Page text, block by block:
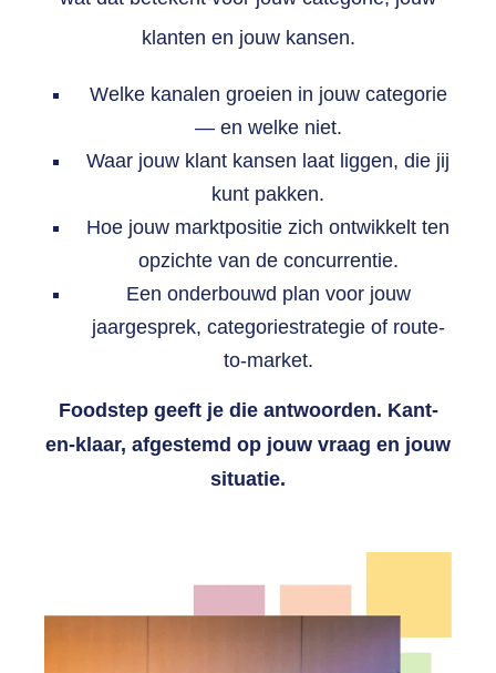
klanten en jouw kansen.
Welke kanalen groeien in jouw categorie
— en welke niet.
Waar jouw klant kansen laat liggen, die jij
kunt pakken.
Hoe jouw marktpositie zich ontwikkelt ten
opzichte van de concurrentie.
Een onderbouwd plan voor jouw
jaargesprek, categoriestrategie of route-
to-market.
Foodstep geeft je die antwoorden. Kant-
en-klaar, afgestemd op jouw vraag en jouw
situatie.